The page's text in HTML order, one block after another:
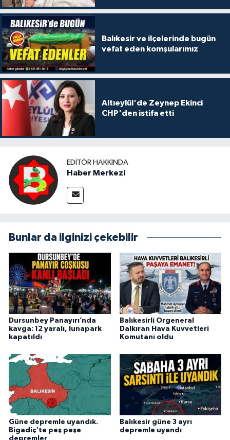
Balıkesir ve ilçelerinde bugün
vefat eden komşularımız
Altıeylül'de Zeynep Ekinci
CHP'den istifa etti
EDITÖR HAKKINDA
Haber Merkezi
Bunlar da ilginizi çekebilir
Dursunbey Panayırı’nda
kavga: 12 yaralı, lunapark
kapatıldı
Balıkesirli Orgeneral
Dalkıran Hava Kuvvetleri
Komutanı oldu
Güne depremle uyandık.
Bigadiç'te peş peşe
depremler
Balıkesir güne 3 ayrı
depremle uyandı